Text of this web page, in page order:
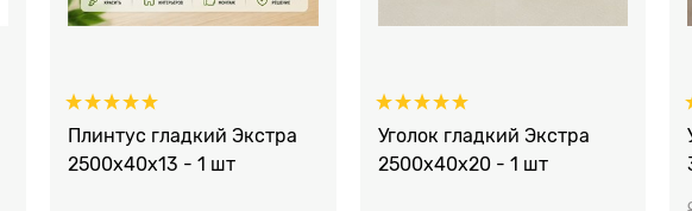
Плинтус гладкий Экстра
2500x40х13 - 1 шт
Уголок гладкий Экстра
2500x40x20 - 1 шт